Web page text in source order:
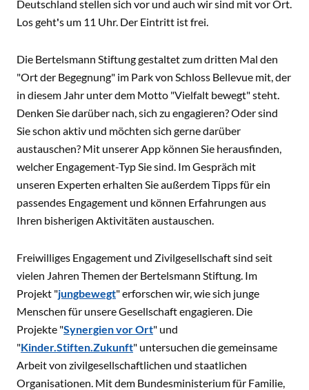
Deutschland stellen sich vor und auch wir sind mit vor Ort.
Los geht's um 11 Uhr. Der Eintritt ist frei.
Die Bertelsmann Stiftung gestaltet zum dritten Mal den
"Ort der Begegnung" im Park von Schloss Bellevue mit, der
in diesem Jahr unter dem Motto "Vielfalt bewegt" steht.
Denken Sie darüber nach, sich zu engagieren? Oder sind
Sie schon aktiv und möchten sich gerne darüber
austauschen? Mit unserer App können Sie herausfinden,
welcher Engagement-Typ Sie sind. Im Gespräch mit
unseren Experten erhalten Sie außerdem Tipps für ein
passendes Engagement und können Erfahrungen aus
Ihren bisherigen Aktivitäten austauschen.
Freiwilliges Engagement und Zivilgesellschaft sind seit
vielen Jahren Themen der Bertelsmann Stiftung. Im
Projekt "jungbewegt" erforschen wir, wie sich junge
Menschen für unsere Gesellschaft engagieren. Die
Projekte "Synergien vor Ort" und
"Kinder.Stiften.Zukunft" untersuchen die gemeinsame
Arbeit von zivilgesellschaftlichen und staatlichen
Organisationen. Mit dem Bundesministerium für Familie,